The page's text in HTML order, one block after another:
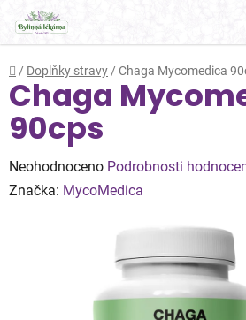
obsah
Domů
/ Doplňky stravy / Chaga Mycomedica
Chaga
90cps
Průměrné
hodnocení
Neohodnoceno Podrobnosti
Značka: MycoMedica